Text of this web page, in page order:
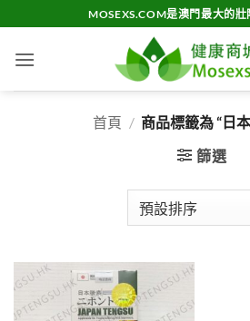
to
content
MOSEXS.COM是澳門最大的壯
首頁 / 商品標籤為 “日
篩選